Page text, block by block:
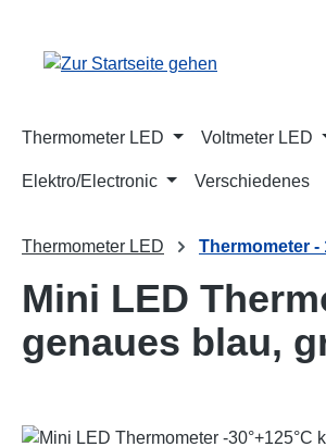
Thermometer LED Voltmeter LED
Elektro/Electronic Verschiedenes
Thermometer LED Thermometer -
Mini LED
genaues blau,
Bildergalerie überspringen